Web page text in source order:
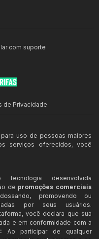
com suporte
de Privacidade
uso de pessoas maiores
serviços oferecidos, você
desenvolvida
de promoções comerciais
promovendo ou
por seus usuários.
você declara que sua
e em conformidade com a
Ao participar de qualquer